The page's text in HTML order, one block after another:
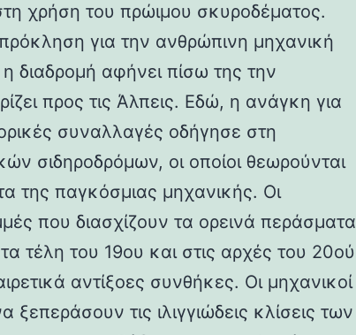
χρήση του πρώιμου σκυροδέματος.
για την ανθρώπινη μηχανική
διαδρομή αφήνει πίσω της την
προς τις Άλπεις. Εδώ, η ανάγκη για
συναλλαγές οδήγησε στη
σιδηροδρόμων, οι οποίοι θεωρούνται
της παγκόσμιας μηχανικής. Οι
που διασχίζουν τα ορεινά περάσματα
τέλη του 19ου και στις αρχές του 20ού
αντίξοες συνθήκες. Οι μηχανικοί
τις ιλιγγιώδεις κλίσεις των